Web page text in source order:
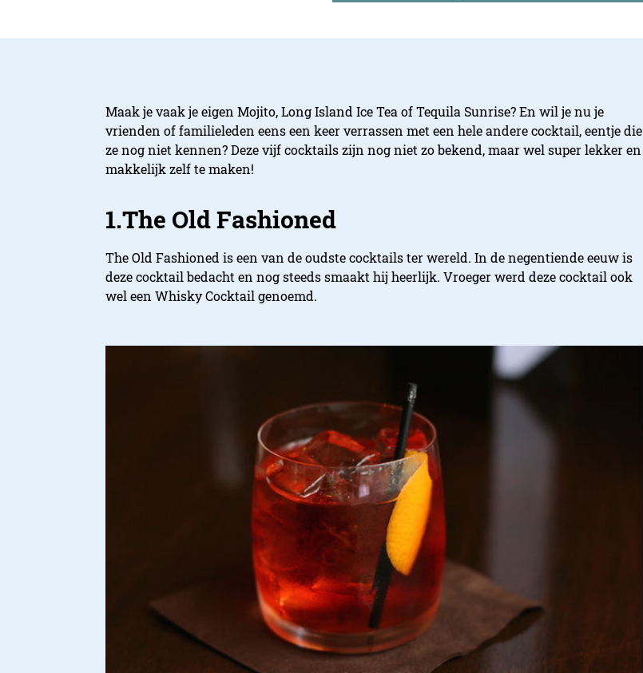
Maak je vaak je eigen Mojito, Long Island Ice Tea of Tequila Sunrise? En wil je nu je
vrienden of familieleden eens een keer verrassen met een hele andere cocktail, eentje die
ze nog niet kennen? Deze vijf cocktails zijn nog niet zo bekend, maar wel super lekker en
makkelijk zelf te maken!
1.The Old Fashioned
The Old Fashioned is een van de oudste cocktails ter wereld. In de negentiende eeuw is
deze cocktail bedacht en nog steeds smaakt hij heerlijk. Vroeger werd deze cocktail ook
wel een Whisky Cocktail genoemd.